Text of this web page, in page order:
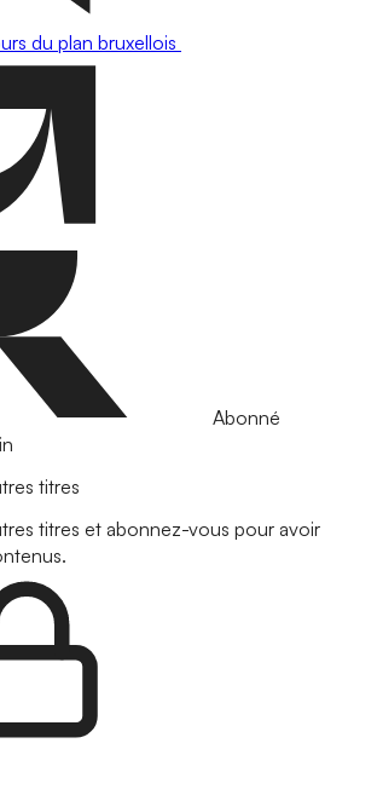
du plan bruxellois
Abonné
titres
titres et abonnez-vous pour avoir